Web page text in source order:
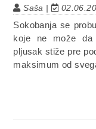
Saša |
Sokobanja se
koje ne može da
pljusak stiže pre
maksimum od